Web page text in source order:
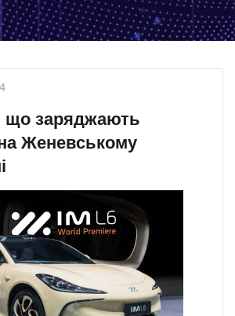
що заряджають
Женевському